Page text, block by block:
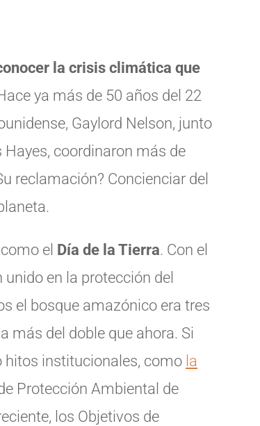
la crisis climática que
ya más de 50 años del 22
Gaylord Nelson, junto
coordinaron más de
reclamación? Concienciar del
el Día de la Tierra. Con el
unido en la protección del
el bosque amazónico era tres
más del doble que ahora. Si
hitos institucionales, como la
Protección Ambiental de
los Objetivos de